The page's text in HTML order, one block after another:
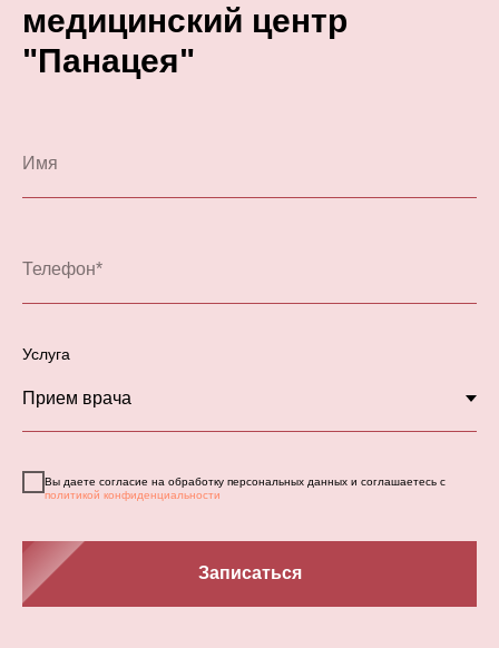
медицинский центр
"Панацея"
Услуга
Вы даете согласие на обработку персональных данных и соглашаетесь с
политикой конфиденциальности
Записаться